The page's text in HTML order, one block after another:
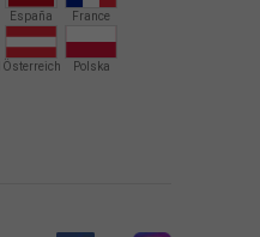
España France
Österreich Polska